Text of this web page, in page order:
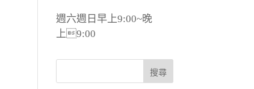
週六週日早上9:00~晚
上9:00